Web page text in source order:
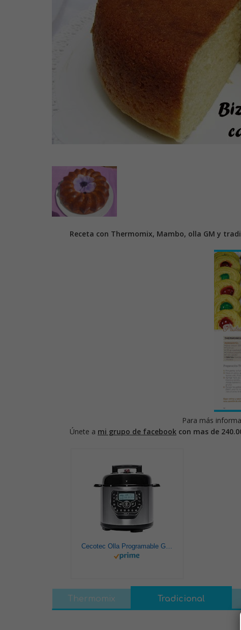
Receta con Thermomix, Mambo, olla GM y
Para más
Únete a mi grupo de facebook con mas de
Cecotec Olla Programable GM Modelo H Deluxe. Programable 24 horas, Capacidad 6 litros,Sistema de cocción inteligente, Función báscula,Temperatura ajustable, Presión ajustable
Thermomix Tradicional